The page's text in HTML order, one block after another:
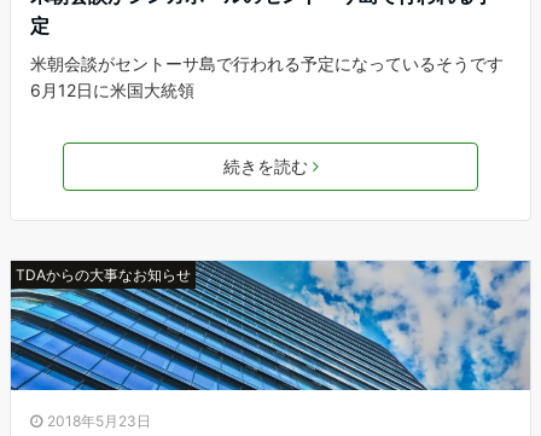
定
米朝会談がセントーサ島で行われる予定になっているそうです
6月12日に米国大統領
続きを読む
TDAからの大事なお知らせ
2018年5月23日